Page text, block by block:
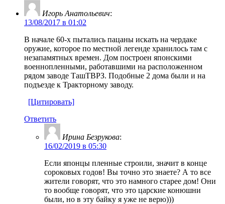
Игорь Анатольевич:
13/08/2017 в 01:02
В начале 60-х пытались пацаны искать на чердаке
оружие, которое по местной легенде хранилось там с
незапамятных времен. Дом построен японскими
военнопленными, работавшими на расположенном
рядом заводе ТашТВРЗ. Подобные 2 дома были и на
подъезде к Тракторному заводу.
[Цитировать]
Ответить
Ирина Безрукова:
16/02/2019 в 05:30
Если японцы пленные строили, значит в конце
сороковых годов! Вы точно это знаете? А то все
жители говорят, что это намного старее дом! Они
то вообще говорят, что это царские конюшни
были, но в эту байку я уже не верю)))